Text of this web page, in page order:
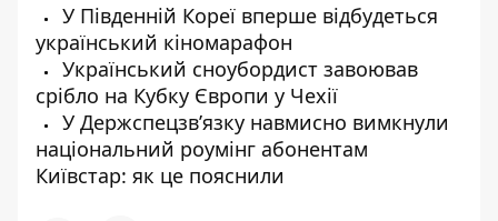
У Південній Кореї вперше відбудеться
український кіномарафон
Український сноубордист завоював
срібло на Кубку Європи у Чехії
У Держспецзвʼязку навмисно вимкнули
національний роумінг абонентам
Київстар: як це пояснили